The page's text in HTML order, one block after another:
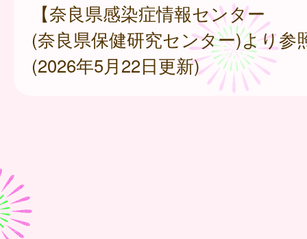
【奈良県感染症情報センター
(奈良県保健研究センター)より参
(2026年5月22日更新)